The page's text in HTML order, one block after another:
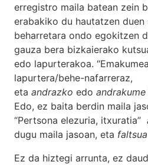
erregistro maila batean zein
erabakiko du hautatzen duen
beharretara ondo egokitzen
gauza bera bizkaierako
edo lapurterakoa.
lapurtera/behe-nafarreraz,
eta andrazko edo andrakume
Edo, ez baita berdin maila
“Pertsona elezuria, itxuratia”
dugu maila jasoan, eta faltsua
Ez da hiztegi arrunta, ez